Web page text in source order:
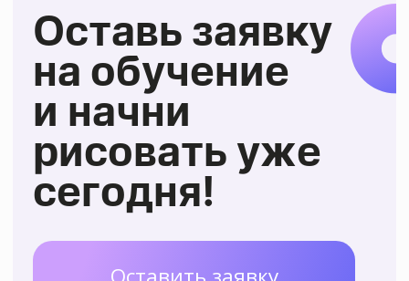
с нуля в любом
возрасте и не
останавливаются
на достигнутом!